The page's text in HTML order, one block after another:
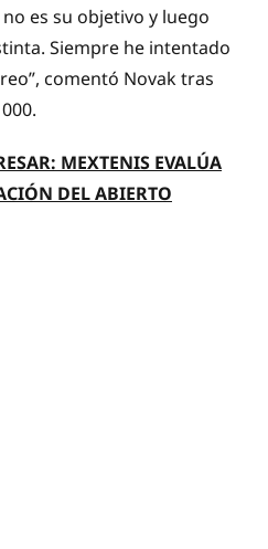
es su objetivo y luego
Siempre he intentado
comentó Novak tras
MEXTENIS EVALÚA
DEL ABIERTO